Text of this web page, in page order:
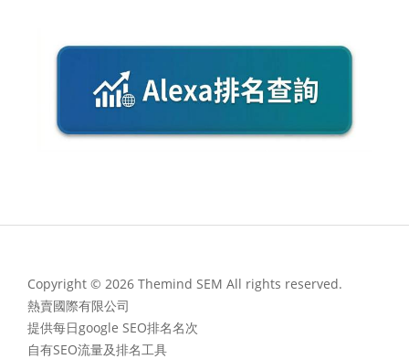
Copyright © 2026 Themind SEM All rights reserved.
熱賣國際有限公司
提供每日google SEO排名名次
自有SEO流量及排名工具